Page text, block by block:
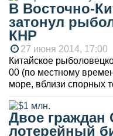
В Восточно-
затонул
КНР
27 июня 2014, 17:00
Китайское
00 (по местному
море, вблизи спорных
Двое
лотерейный